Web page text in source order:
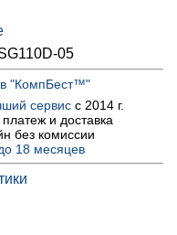
05
"КомпБест™"
сервис с 2014 г.
и доставка
без комиссии
18 месяцев